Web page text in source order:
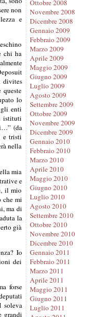
non
e
chi ha
divites
lo
enti
istituti
(da
e tristi
nella
mia
e
il mio
che mi
ma di
la
già
Io
dei
forse
soleva
grandi
Ottobre 2008
Novembre 2008
Dicembre 2008
Gennaio 2009
Febbraio 2009
Marzo 2009
Aprile 2009
Maggio 2009
Giugno 2009
Luglio 2009
Agosto 2009
Settembre 2009
Ottobre 2009
Novembre 2009
Dicembre 2009
Gennaio 2010
Febbraio 2010
Marzo 2010
Aprile 2010
Maggio 2010
Giugno 2010
Luglio 2010
Agosto 2010
Settembre 2010
Ottobre 2010
Novembre 2010
Dicembre 2010
Gennaio 2011
Febbraio 2011
Marzo 2011
Aprile 2011
Maggio 2011
Giugno 2011
Luglio 2011